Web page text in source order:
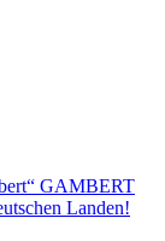
GAMBERT
Landen!